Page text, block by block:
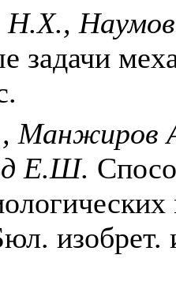
Н.Х.,
задачи
Манжиров
Е.Ш.